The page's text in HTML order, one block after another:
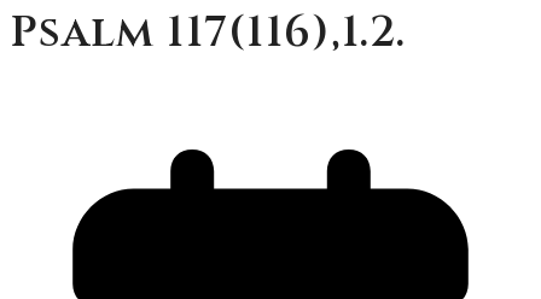
Psalm 117(116),1.2.